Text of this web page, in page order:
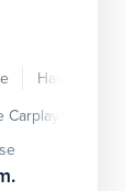
velgen
Carplay/Android